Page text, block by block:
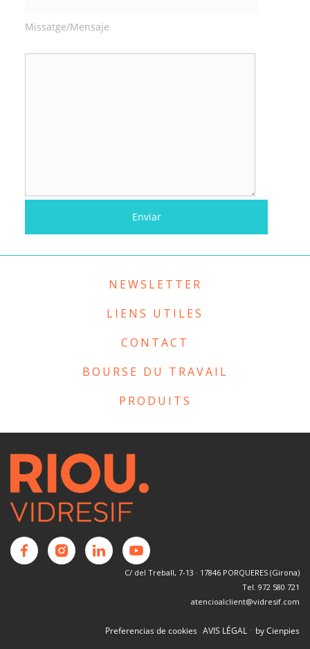
Missatge/Mensaje
NEWSLETTER
LIENS UTILES
CONTACT
BOURSE DU TRAVAIL
PRODUITS
C/ del Treball, 7-13 · 17846 PORQUERES (Girona)
Tel. 972 580 721
atencioalclient@vidresif.com
Preferencias de cookies AVIS LÉGAL · by Cienpies